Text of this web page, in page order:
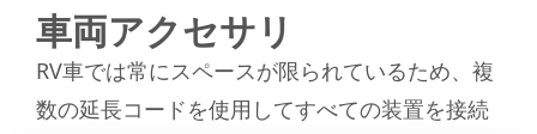
車両アクセサリ
RV車では常にスペースが限られているため、複
数の延長コードを使用してすべての装置を接続